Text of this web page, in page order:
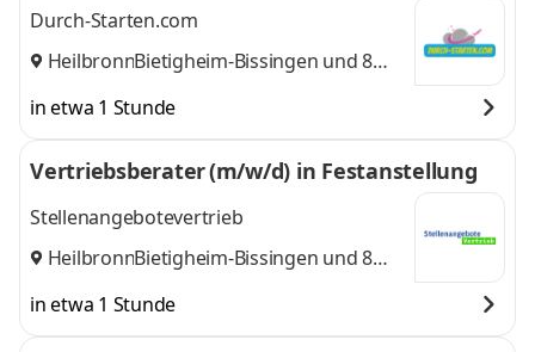
Durch-Starten.com
Heilbronn,
Bietigheim-Bissingen und 8
in etwa 1 Stunde
Vertriebsberater (m/w/d) in Festanstellung
Stellenangebotevertrieb
Heilbronn,
Bietigheim-Bissingen und 8
in etwa 1 Stunde